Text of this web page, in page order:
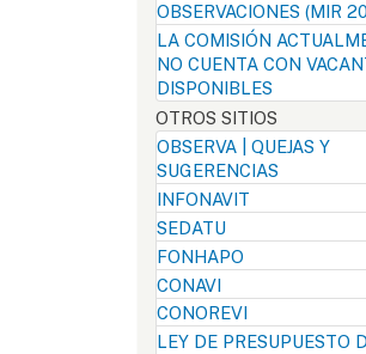
OBSERVACIONES (MIR
LA COMISIÓN
NO CUENTA CON
DISPONIBLES
OTROS SITIOS
OBSERVA | QUEJAS Y
SUGERENCIAS
INFONAVIT
SEDATU
FONHAPO
CONAVI
CONOREVI
LEY DE PRESUPUESTO